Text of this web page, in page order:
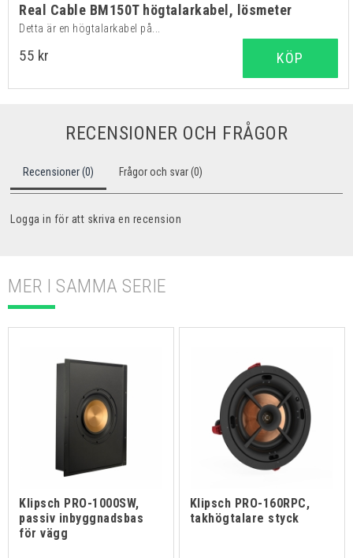
Real Cable BM150T högtalarkabel, lösmeter
Detta är en högtalarkabel på...
55 kr KÖP
RECENSIONER OCH FRÅGOR
Recensioner (0) Frågor och svar (0)
Logga in för att skriva en recension
MER I SAMMA SERIE
Klipsch PRO-1000SW,
passiv inbyggnadsbas
för vägg
Klipsch PRO-160RPC,
takhögtalare styck